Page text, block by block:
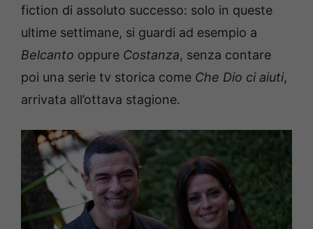
fiction di assoluto successo: solo in queste
ultime settimane, si guardi ad esempio a
Belcanto oppure Costanza, senza contare
poi una serie tv storica come Che Dio ci aiuti,
arrivata all’ottava stagione.